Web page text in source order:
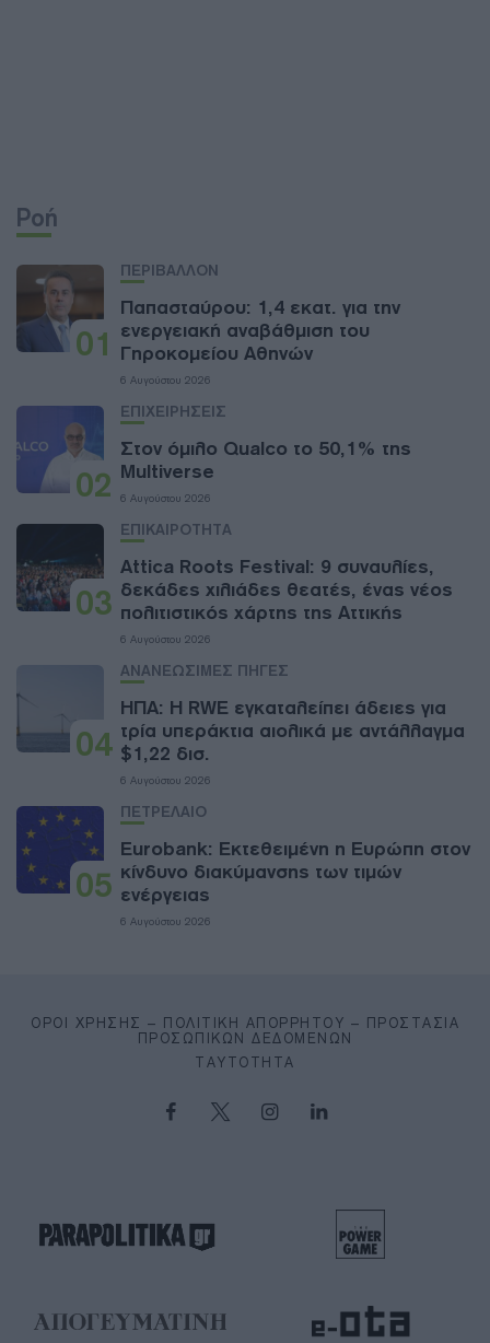
Ροή
01
ΠΕΡΙΒΑΛΛΟΝ
Παπασταύρου: 1,4 εκατ. για την
ενεργειακή αναβάθμιση του
Γηροκομείου Αθηνών
6 Αυγούστου 2026
02
ΕΠΙΧΕΙΡΗΣΕΙΣ
Στον όμιλο Qualco το 50,1% της
Multiverse
6 Αυγούστου 2026
03
ΕΠΙΚΑΙΡΟΤΗΤΑ
Attica Roots Festival: 9 συναυλίες,
δεκάδες χιλιάδες θεατές, ένας νέος
πολιτιστικός χάρτης της Αττικής
6 Αυγούστου 2026
04
ΑΝΑΝΕΩΣΙΜΕΣ ΠΗΓΕΣ
ΗΠΑ: Η RWE εγκαταλείπει άδειες για
τρία υπεράκτια αιολικά με αντάλλαγμα
$1,22 δισ.
6 Αυγούστου 2026
05
ΠΕΤΡΕΛΑΙΟ
Eurobank: Εκτεθειμένη η Ευρώπη στον
κίνδυνο διακύμανσης των τιμών
ενέργειας
6 Αυγούστου 2026
ΌΡΟΙ ΧΡΉΣΗΣ – ΠΟΛΙΤΙΚΉ ΑΠΟΡΡΉΤΟΥ – ΠΡΟΣΤΑΣΊΑ
ΠΡΟΣΩΠΙΚΏΝ ΔΕΔΟΜΈΝΩΝ
ΤΑΥΤΌΤΗΤΑ